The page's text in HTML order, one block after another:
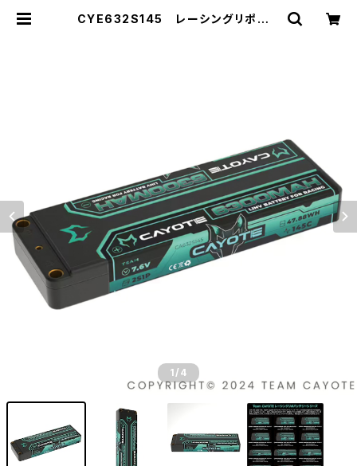
CYE632S145 レーシングリポバッ
1 /4